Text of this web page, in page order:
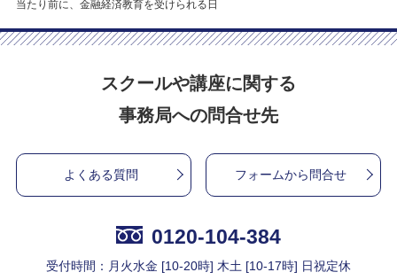
当たり前に、金融経済教育を受けられる日
スクールや講座に関する
事務局への問合せ先
よくある質問 フォームから問合せ
0120-104-384
受付時間：月火水金 [10-20時] 木土 [10-17時] 日祝定休